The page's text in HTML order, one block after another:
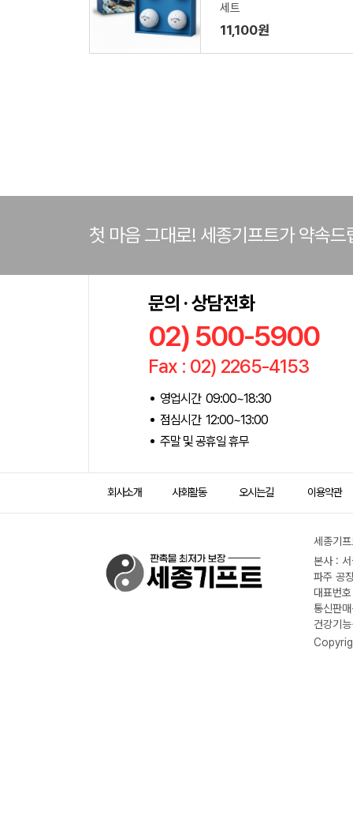
세트
11,100원
첫 마음 그대로! 세종기프트가 약속드
문의 · 상담전화
02) 500-5900
Fax : 02) 2265-4153
영업시간 09:00~18:30
점심시간 12:00~13:00
주말 및 공휴일 휴무
회사소개 사회활동 오시는길 이용약관
세종기
본사 :
파주 공
대표번
통신판
건강기